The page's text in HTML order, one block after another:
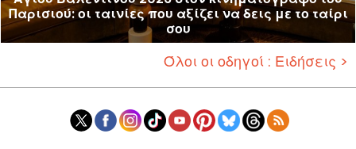
Παρισιού: οι ταινίες που αξίζει να δεις με το ταίρι
σου
Όλοι οι οδηγοί : Ειδήσεις >